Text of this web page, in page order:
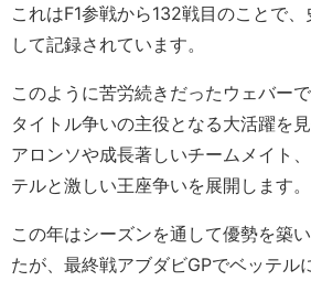
これはF1参戦から132戦目のことで
して記録されています。
このように苦労続きだったウェバー
タイトル争いの主役となる大活躍を
アロンソや成長著しいチームメイト
テルと激しい王座争いを展開します。
この年はシーズンを通して優勢を築
たが、最終戦アブダビGPでベッテル